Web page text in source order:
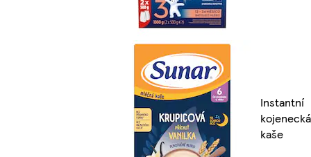
Instantní
kojenecká
kaše